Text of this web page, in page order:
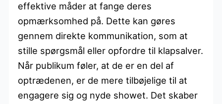
effektive måder at fange deres
opmærksomhed på. Dette kan gøres
gennem direkte kommunikation, som at
stille spørgsmål eller opfordre til klapsalver.
Når publikum føler, at de er en del af
optrædenen, er de mere tilbøjelige til at
engagere sig og nyde showet. Det skaber